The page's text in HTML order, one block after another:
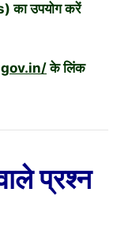
का उपयोग करें
के लिंक
प्रश्न